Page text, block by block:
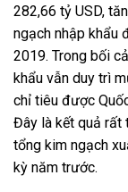
282,66 tỷ USD,
ngạch nhập khẩu
2019. Trong bối
khẩu vẫn duy trì
chỉ tiêu được
Đây là kết quả rất
tổng kim ngạch
kỳ năm trước.